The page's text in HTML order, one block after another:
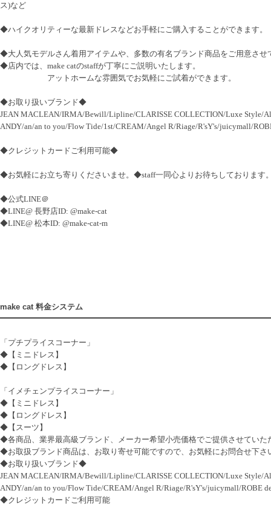
ス)など
◆ハイクオリティーな最新ドレスなどお手軽にご購入することができます。
◆大人気モデルさん着用アイテムや、多数の有名ブランド商品をご用意させ
◆店内では、make catのstaffが丁寧にご説明いたします。
アットホームな雰囲気でお気軽にご試着ができます。
◆お取り扱いブランド◆
JEAN MACLEAN/IRMA/Bewill/Lipline/CLARISSE COLLECTION/Luxe Style/
ANDY/an/an to you/Flow Tide/1st/CREAM/Angel R/Riage/R'sY's/juicymall/
◆クレジットカードご利用可能◆
◆お気軽にお立ち寄りくださいませ。◆staff一同心よりお待ちしております
◆公式LINE＠
◆LINE@ 長野店ID: @make-cat
◆LINE@ 松本ID: @make-cat-m
make cat 料金システム
「プチプライスコーナー」
◆【ミニドレス】
◆【ロングドレス】
「イメチェンプライスコーナー」
◆【ミニドレス】
◆【ロングドレス】
◆【スーツ】
◆各商品、業界最高級ブランド、メーカー希望小売価格でご提供させていた
◆お取扱ブランド商品は、お取り寄せ可能ですので、お気軽にお問合せ下さ
◆お取り扱いブランド◆
JEAN MACLEAN/IRMA/Bewill/Lipline/CLARISSE COLLECTION/Luxe Style/
ANDY/an/an to you/Flow Tide/CREAM/Angel R/Riage/R'sY's/juicymall/ROBE
◆クレジットカードご利用可能